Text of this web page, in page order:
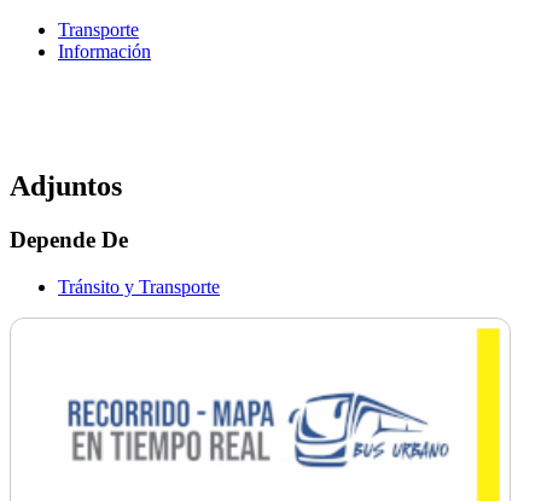
Transporte
Información
Adjuntos
Depende De
Tránsito y Transporte